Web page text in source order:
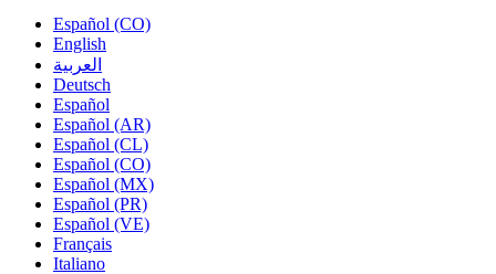
Español (CO)
English
العربية
Deutsch
Español
Español (AR)
Español (CL)
Español (CO)
Español (MX)
Español (PR)
Español (VE)
Français
Italiano